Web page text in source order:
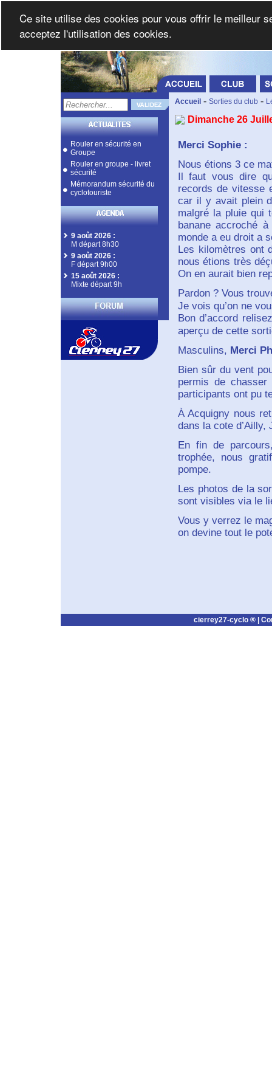
Rouler en sécurité en
Groupe
Rouler en groupe - livret
sécurité
Mémorandum sécurité du
cyclotouriste
9 août 2026 :
M départ 8h30
9 août 2026 :
F départ 9h00
15 août 2026 :
Mixte départ 9h
Accueil - Sorties du club -
Dimanche 26
Merci Sophie :
Nous étions 3 ce
Il faut vous dire
records de vitesse
car il y avait plein
malgré la pluie qui
banane accroché
monde a eu droit a
Les kilomètres ont
nous étions très
On en aurait bien
Pardon ? Vous
Je vois qu’on ne
Bon d’accord
aperçu de cette
Masculins, Merci
Bien sûr du vent
permis de
participants ont pu
À Acquigny nous
dans la cote d’Ailly,
En fin de
trophée, nous
pompe.
Les photos de la
sont visibles via le
Vous y verrez le
on devine tout le
cierrey27-cyclo ® |
Ce site utilise des cookies pour vous offrir le meilleur
acceptez l'utilisation des cookies.